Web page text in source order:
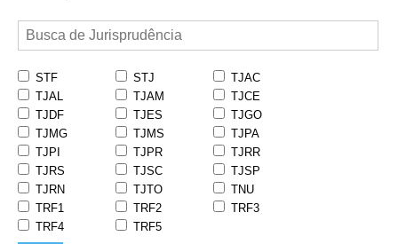
STF STJ
TJAC
TJAL
TJAM
TJCE
TJDF
TJES
TJGO
TJMG
TJMS
TJPA
TJPI
TJPR
TJRR
TJRS
TJSC
TJSP
TJRN
TJTO
TNU
TRF1
TRF2
TRF3
TRF4
TRF5